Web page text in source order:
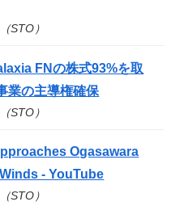
STO）
FNの株式93%を取
業の主導権確保
STO）
Ogasawara
- YouTube
STO）